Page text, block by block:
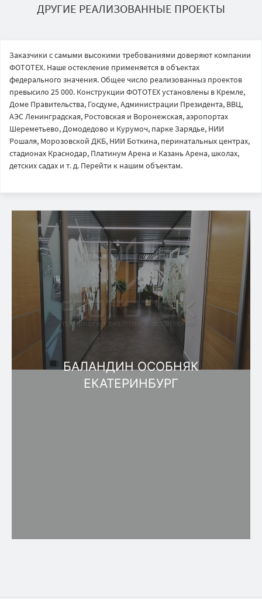
ДРУГИЕ РЕАЛИЗОВАННЫЕ ПРОЕКТЫ
Заказчики с самыми высокими требованиями доверяют компании
ФОТОТЕХ. Наше остекление применяется в объектах
федерального значения. Общее число реализованныз проектов
превысило 25 000. Конструкции ФОТОТЕХ установлены в Кремле,
Доме Правительства, Госдуме, Администрации Президента, ВВЦ,
АЭС Ленинградская, Ростовская и Воронежская, аэропортах
Шереметьево, Домодедово и Курумоч, парке Зарядье, НИИ
Рошаля, Морозовской ДКБ, НИИ Боткина, перинатальных центрах,
стадионах Краснодар, Платинум Арена и Казань Арена, школах,
детских садах и т. д. Перейти к нашим объектам.
БАЛАНДИН ОСОБНЯК
ЕКАТЕРИНБУРГ